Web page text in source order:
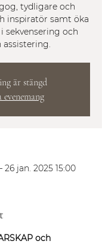
tydligare och
inspiratör samt öka
sekvensering och
assistering.
är stängd
evenemang
26 jan. 2025 15:00
och